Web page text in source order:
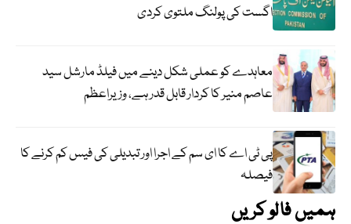
اگست کی پولنگ ملتوی کردی
معاہدے کو عملی شکل دینے میں فیلڈ مارشل سید
عاصم منیر کا کردار قابل قدر ہے، وزیراعظم
پی ٹی اے کا ای سم کے اجرا اور تبدیلی کی فیس کم کرنے کا
فیصلہ
ہمیں فالو کریں